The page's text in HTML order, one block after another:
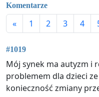
Komentarze
« 1 2 3 4
#1019
Mój synek ma autyzm i
problemem dla dzieci
konieczność zmiany